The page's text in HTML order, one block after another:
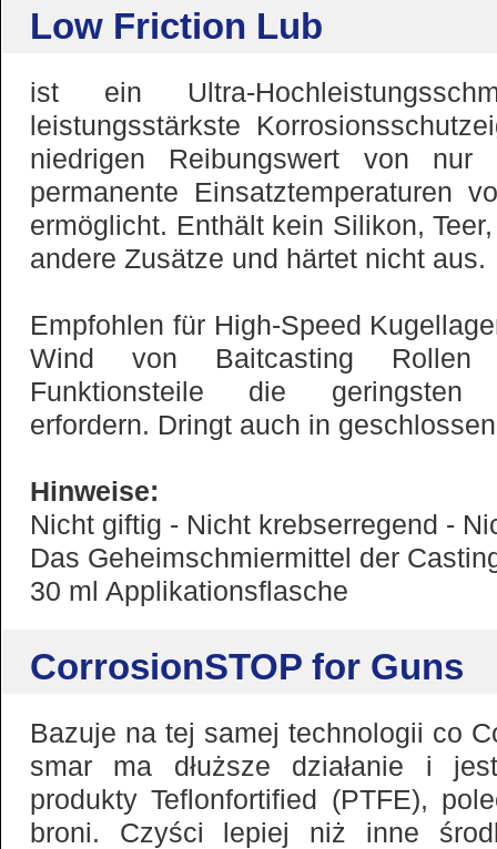
Low Friction Lub
ist ein Ultra-
leistungsstärkste
niedrigen Reibungswert von
permanente Einsatztemperaturen
ermöglicht. Enthält kein Silikon,
andere Zusätze und härtet nicht aus.
Empfohlen für High-Speed
Wind von Baitcasting
Funktionsteile die geringsten
erfordern. Dringt auch in
Hinweise:
Nicht giftig - Nicht krebserregend -
Das Geheimschmiermittel der
30 ml Applikationsflasche
CorrosionSTOP for Guns
Bazuje na tej samej technologii co
smar ma dłuższe działanie i
produkty Teflonfortified (PTFE),
broni. Czyści lepiej niż inne